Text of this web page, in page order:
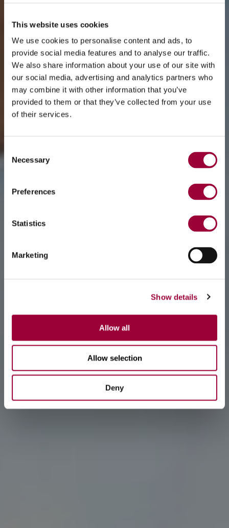
This website uses cookies
We use cookies to personalise content and ads, to
provide social media features and to analyse our traffic.
We also share information about your use of our site with
our social media, advertising and analytics partners who
may combine it with other information that you’ve
provided to them or that they’ve collected from your use
of their services.
Selection
Necessary
Preferences
Statistics
Marketing
Show details
Allow all
Allow selection
Deny